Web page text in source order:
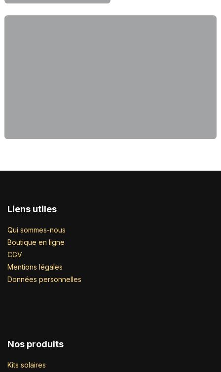
Liens utiles
Qui sommes-nous
Boutique en ligne
CGV
Mentions légales
Données personnelles
Nos produits
Kits solaires